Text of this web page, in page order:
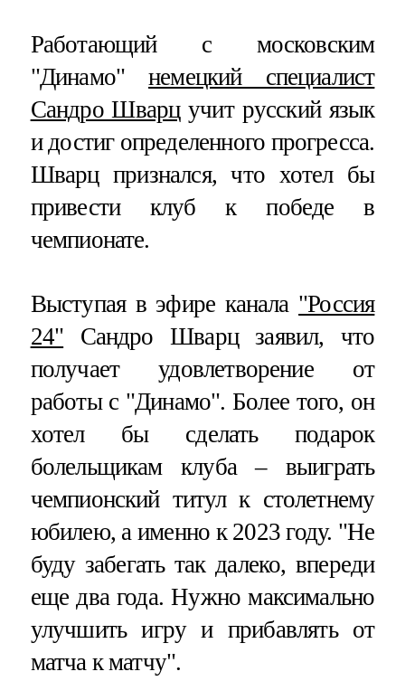
Работающий с московским
"Динамо"немецкий специалист
Сандро Шварцучит русский язык
и достиг определенного прогресса.
Шварц признался, что хотел бы
привести клуб к победе в
чемпионате.
Выступая в эфире канала "Россия
24" Сандро Шварц заявил, что
получает удовлетворение от
работы с "Динамо". Более того, он
хотел бы сделать подарок
болельщикам клуба – выиграть
чемпионский титул к столетнему
юбилею, а именно к 2023 году. "Не
буду забегать так далеко, впереди
еще два года. Нужно максимально
улучшить игру и прибавлять от
матча к матчу".